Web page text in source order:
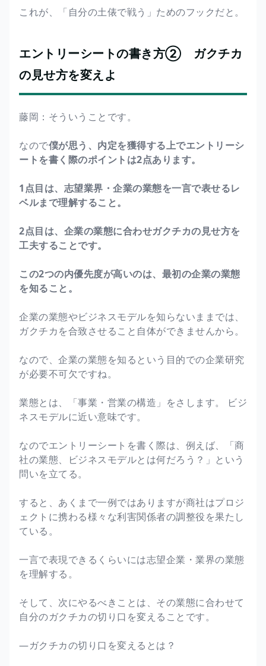
これが、「自分の土俵で戦う」ためのフックだと。
エントリーシートの書き方② ガクチカ
の見せ方を変えよ
藤岡：そういうことです。
なので僕が思う、内定を獲得する上でエントリーシ
ートを書く際のポイントは2点あります。
1点目は、志望業界・企業の業態を一言で表せるレ
ベルまで理解すること。
2点目は、企業の業態に合わせガクチカの見せ方を
工夫することです。
この2つの内優先度が高いのは、最初の企業の業態
を知ること。
企業の業態やビジネスモデルを知らないままでは、
ガクチカを合致させること自体ができませんから。
なので、企業の業態を知るという目的での企業研究
が必要不可欠ですね。
業態とは、「事業・営業の構造」をさします。 ビジ
ネスモデルに近い意味です。
なのでエントリーシートを書く際は、例えば、「商
社の業態、ビジネスモデルとは何だろう？」という
問いを立てる。
すると、あくまで一例ではありますが商社はプロジ
ェクトに携わる様々な利害関係者の調整役を果たし
ている。
一言で表現できるくらいには志望企業・業界の業態
を理解する。
そして、次にやるべきことは、その業態に合わせて
自分のガクチカの切り口を変えることです。
―ガクチカの切り口を変えるとは？